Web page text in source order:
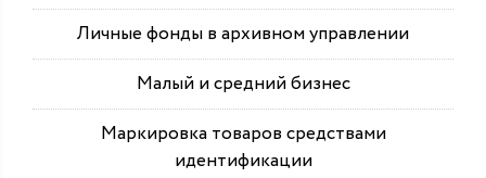
Личные фонды в архивном управлении
Малый и средний бизнес
Маркировка товаров средствами
идентификации